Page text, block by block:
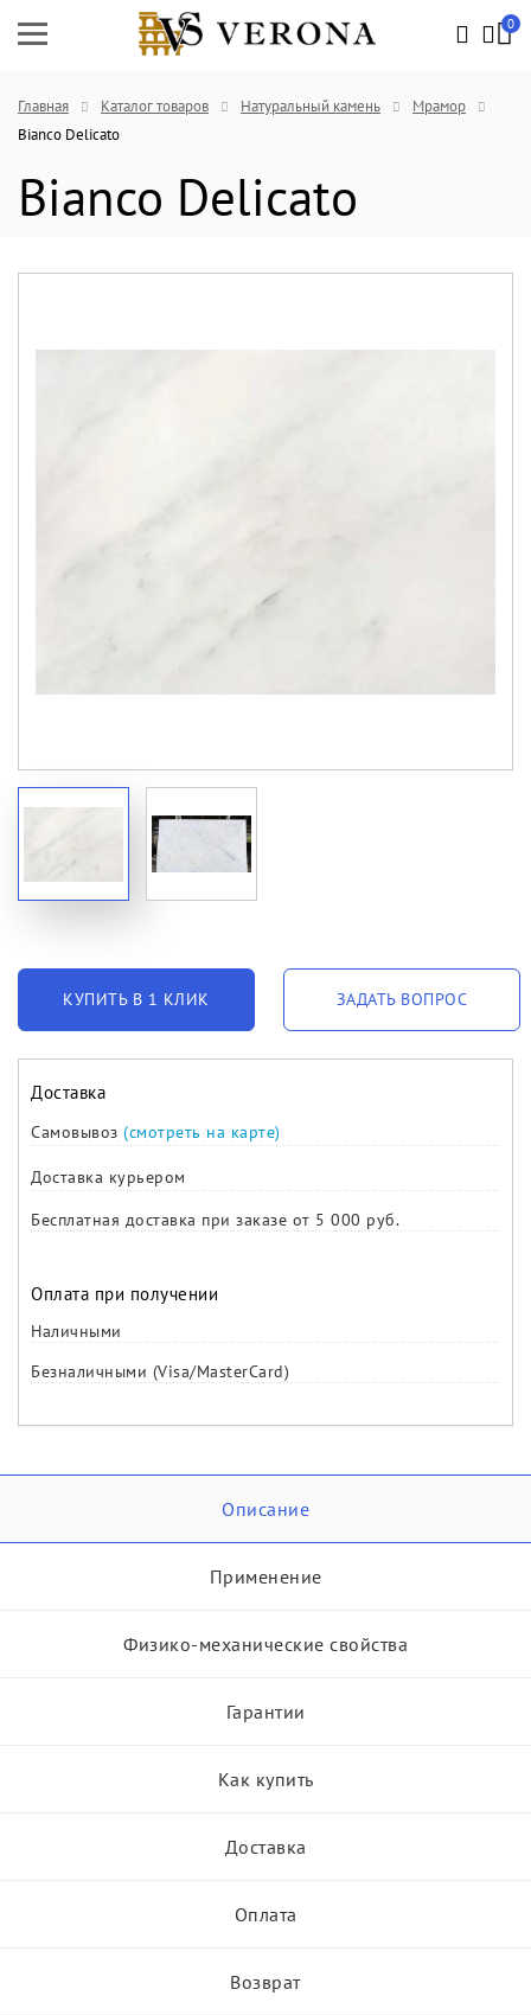
0
Главная Каталог товаров Натуральный камень
Мрамор
Bianco Delicato
Bianco Delicato
КУПИТЬ В 1 КЛИК ЗАДАТЬ ВОПРОС
Доставка
Самовывоз (смотреть на карте)
Доставка курьером
Бесплатная доставка при заказе от 5 000 руб.
Оплата при получении
Наличными
Безналичными (Visa/MasterCard)
Описание
Применение
Физико-механические свойства
Гарантии
Как купить
Доставка
Оплата
Возврат